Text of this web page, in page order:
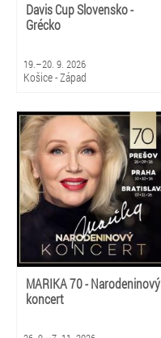
Davis Cup Slovensko -
Grécko
19.–20. 9. 2026
Košice - Západ
MARIKA 70 - Narodeninový
koncert